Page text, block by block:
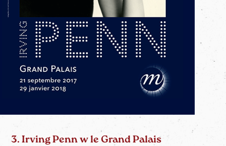
3. Irving Penn w le Grand Palais